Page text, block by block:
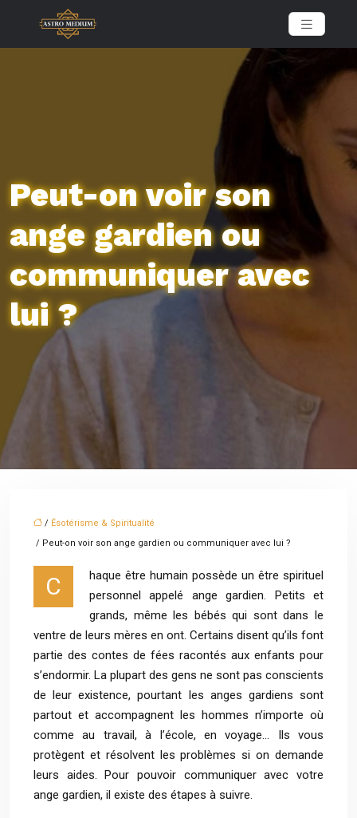
Peut-on voir son
ange gardien ou
communiquer avec
lui ?
/ Ésotérisme & Spiritualité
/ Peut-on voir son ange gardien ou communiquer avec lui ?
C
haque être humain possède un être spirituel
personnel appelé ange gardien. Petits et
grands, même les bébés qui sont dans le
ventre de leurs mères en ont. Certains disent qu’ils font
partie des contes de fées racontés aux enfants pour
s’endormir. La plupart des gens ne sont pas conscients
de leur existence, pourtant les anges gardiens sont
partout et accompagnent les hommes n’importe où
comme au travail, à l’école, en voyage… Ils vous
protègent et résolvent les problèmes si on demande
leurs aides. Pour pouvoir communiquer avec votre
ange gardien, il existe des étapes à suivre.